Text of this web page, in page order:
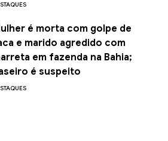
é morta com golpe de
e marido agredido com
em fazenda na Bahia;
é suspeito